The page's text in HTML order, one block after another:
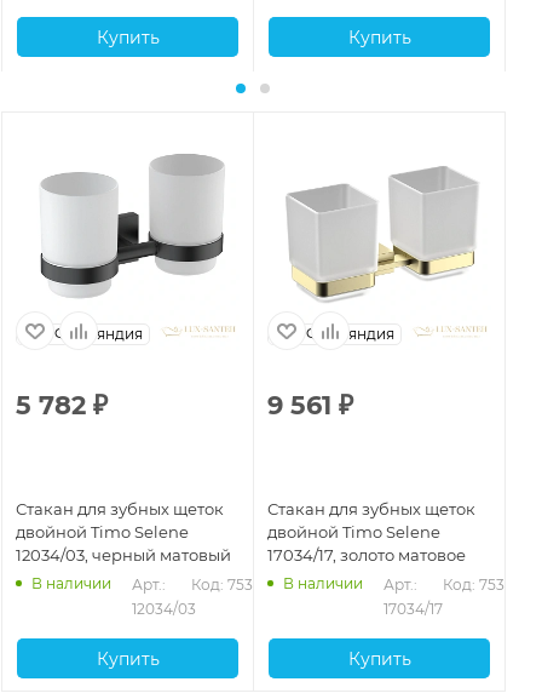
Купить Купить
Финляндия
5 782 ₽
Стакан для зубных щеток
двойной Timo Selene
12034/03, черный матовый
В наличии
Арт.:
12034/03
Код: 75327
Купить
Финляндия
9 561 ₽
Стакан для зубных щеток
двойной Timo Selene
17034/17, золото матовое
В наличии
Арт.:
17034/17
Код: 75329
Купить